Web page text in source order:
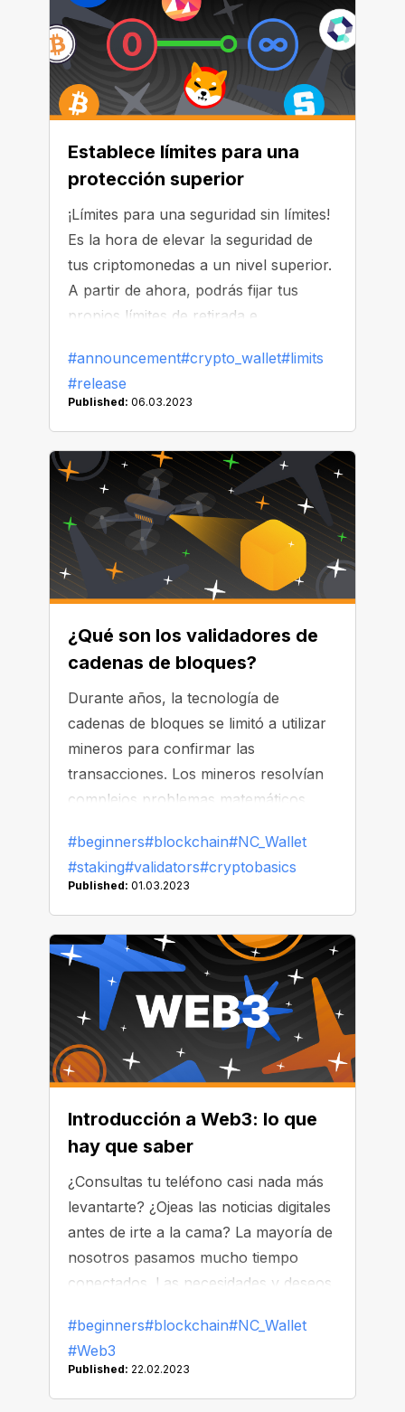
Establece límites para una
protección superior
¡Límites para una seguridad sin límites!
Es la hora de elevar la seguridad de
tus criptomonedas a un nivel superior.
A partir de ahora, podrás fijar tus
propios límites de retirada e
protección de tus fondos.
#announcement#crypto_wallet#limits
#release
Published: 06.03.2023
¿Qué son los validadores de
cadenas de bloques?
Durante años, la tecnología de
cadenas de bloques se limitó a utilizar
mineros para confirmar las
transacciones. Los mineros resolvían
complejos problemas matemáticos
más rápidamente posible. Tales
procesos eran lentos y consumían
#beginners#blockchain#NC_Wallet
#staking#validators#cryptobasics
Published: 01.03.2023
Introducción a Web3: lo que
hay que saber
¿Consultas tu teléfono casi nada más
levantarte? ¿Ojeas las noticias digitales
antes de irte a la cama? La mayoría de
nosotros pasamos mucho tiempo
conectados. Las necesidades y deseos,
complicados, por lo que Internet,
también conocida como la World Wide
#beginners#blockchain#NC_Wallet
#Web3
Published: 22.02.2023